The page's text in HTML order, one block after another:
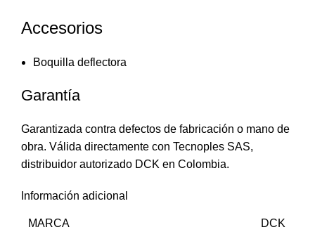
Accesorios
Boquilla deflectora
Garantía
Garantizada contra defectos de fabricación o mano de
obra. Válida directamente con Tecnoples SAS,
distribuidor autorizado DCK en Colombia.
Información adicional
MARCA DCK